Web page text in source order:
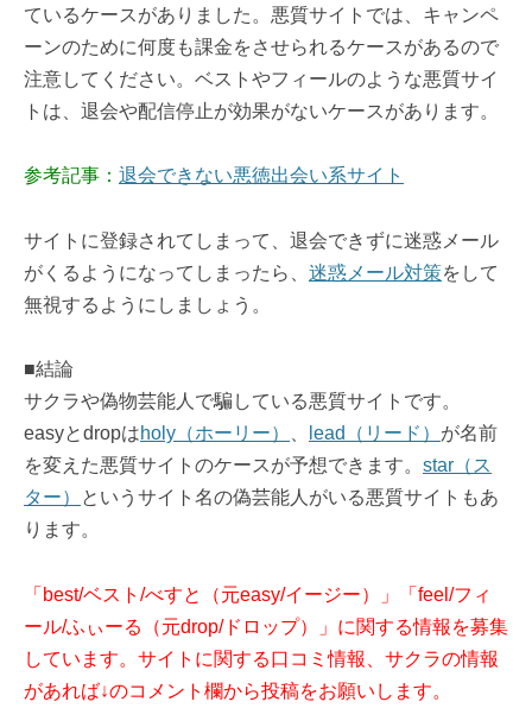
ているケースがありました。悪質サイトでは、キャンペ
ーンのために何度も課金をさせられるケースがあるので
注意してください。ベストやフィールのような悪質サイ
トは、退会や配信停止が効果がないケースがあります。
参考記事： 退会できない悪徳出会い系サイト
サイトに登録されてしまって、退会できずに迷惑メール
がくるようになってしまったら、 迷惑メール対策をして
無視するようにしましょう。
■結論
サクラや偽物芸能人で騙している悪質サイトです。
easyとdropはholy（ホーリー） lead（リード） が名前
を変えた悪質サイトのケースが予想できます。 star（ス
ター）
というサイト名の偽芸能人がいる悪質サイトもあ
ります。
「best/ベスト/べすと（元easy/イージー）」「feel/フィ
ール/ふぃーる（元drop/ドロップ）」に関する情報を募集
しています。サイトに関する口コミ情報、サクラの情報
があれば↓のコメント欄から投稿をお願いします。